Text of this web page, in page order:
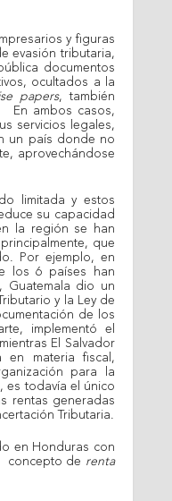
y figuras
evasión tributaria,
documentos
ocultados a la
papers, también
En ambos casos,
servicios legales,
un país donde no
aprovechándose
limitada y estos
su capacidad
la región se han
que
Por ejemplo, en
los 6 países han
Guatemala dio un
y la Ley de
de los
implementó el
El Salvador
en materia fiscal,
para la
es todavía el único
rentas generadas
Tributaria.
en Honduras con
concepto de renta